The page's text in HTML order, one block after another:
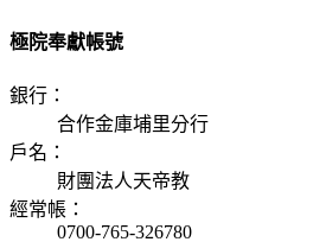
極院奉獻帳號
銀行 ：
合作金庫埔里分行
戶名 ：
財團法人天帝教
經常帳 ：
0700-765-326780